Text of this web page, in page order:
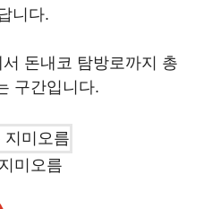
니다.
돈내코 탐방로까지 총
구간입니다.
미오름